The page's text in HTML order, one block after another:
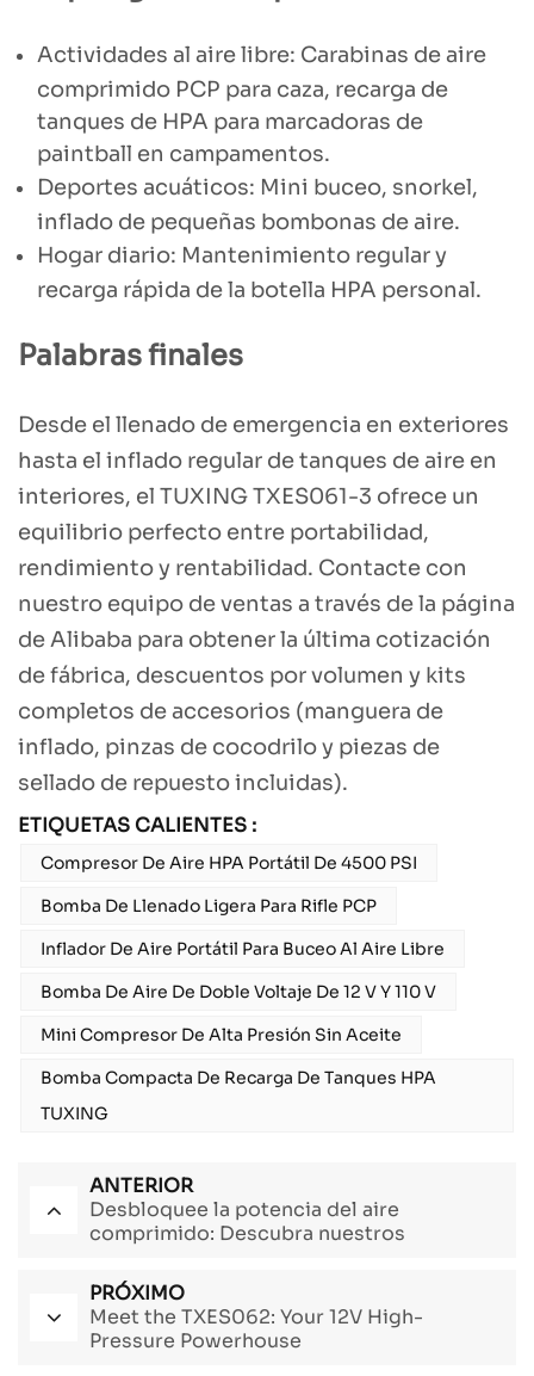
Actividades al aire libre: Carabinas de aire
comprimido PCP para caza, recarga de
tanques de HPA para marcadoras de
paintball en campamentos.
Deportes acuáticos: Mini buceo, snorkel,
inflado de pequeñas bombonas de aire.
Hogar diario: Mantenimiento regular y
recarga rápida de la botella HPA personal.
Palabras finales
Desde el llenado de emergencia en exteriores
hasta el inflado regular de tanques de aire en
interiores, el TUXING TXES061-3 ofrece un
equilibrio perfecto entre portabilidad,
rendimiento y rentabilidad. Contacte con
nuestro equipo de ventas a través de la página
de Alibaba para obtener la última cotización
de fábrica, descuentos por volumen y kits
completos de accesorios (manguera de
inflado, pinzas de cocodrilo y piezas de
sellado de repuesto incluidas).
ETIQUETAS CALIENTES :
Compresor De Aire HPA Portátil De 4500 PSI
Bomba De Llenado Ligera Para Rifle PCP
Inflador De Aire Portátil Para Buceo Al Aire Libre
Bomba De Aire De Doble Voltaje De 12 V Y 110 V
Mini Compresor De Alta Presión Sin Aceite
Bomba Compacta De Recarga De Tanques HPA
TUXING
ANTERIOR
Desbloquee la potencia del aire
comprimido: Descubra nuestros
PRÓXIMO
Meet the TXES062: Your 12V High-
Pressure Powerhouse